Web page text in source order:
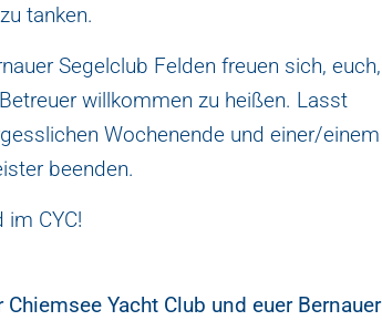
tanken.
Segelclub Felden freuen sich, euch,
willkommen zu heißen. Lasst
Wochenende und einer/einem
beenden.
CYC!
Chiemsee Yacht Club und euer Bernauer